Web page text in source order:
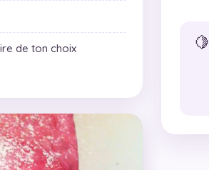
de ton choix 🍋